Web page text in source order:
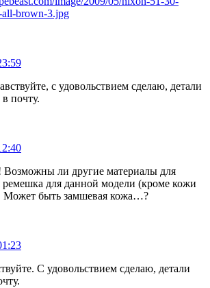
all-brown-3.jpg
с удовольствием сделаю, детали
почту.
ли другие материалы для
ремешка для данной модели (кроме кожи
Может быть замшевая кожа…?
С удовольствием сделаю, детали